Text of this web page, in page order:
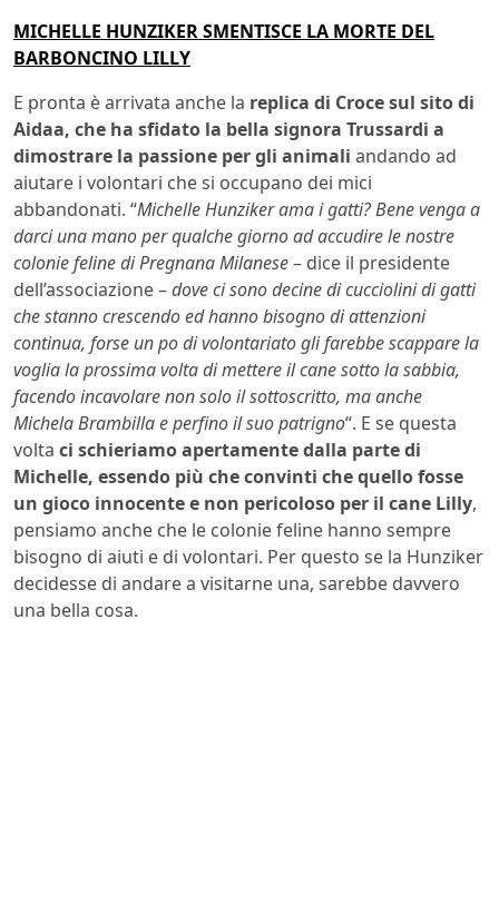
MICHELLE HUNZIKER SMENTISCE LA MORTE DEL
BARBONCINO LILLY
E pronta è arrivata anche la replica di Croce sul sito di
Aidaa, che ha sfidato la bella signora Trussardi a
dimostrare la passione per gli animali andando ad
aiutare i volontari che si occupano dei mici
abbandonati. “Michelle Hunziker ama i gatti? Bene venga a
darci una mano per qualche giorno ad accudire le nostre
colonie feline di Pregnana Milanese– dice il presidente
dell’associazione –dove ci sono decine di cucciolini di gatti
che stanno crescendo ed hanno bisogno di attenzioni
continua, forse un po di volontariato gli farebbe scappare la
voglia la prossima volta di mettere il cane sotto la sabbia,
facendo incavolare non solo il sottoscritto, ma anche
Michela Brambilla e perfino il suo patrigno“. E se questa
volta ci schieriamo apertamente dalla parte di
Michelle, essendo più che convinti che quello fosse
un gioco innocente e non pericoloso per il cane Lilly,
pensiamo anche che le colonie feline hanno sempre
bisogno di aiuti e di volontari. Per questo se la Hunziker
decidesse di andare a visitarne una, sarebbe davvero
una bella cosa.